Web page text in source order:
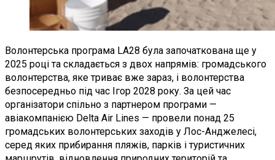
Волонтерська програма LA28 була започаткована ще у
2025 році та складається з двох напрямів: громадського
волонтерства, яке триває вже зараз, і волонтерства
безпосередньо під час Ігор 2028 року. За цей час
організатори спільно з партнером програми —
авіакомпанією Delta Air Lines — провели понад 25
громадських волонтерських заходів у Лос-Анджелесі,
серед яких прибирання пляжів, парків і туристичних